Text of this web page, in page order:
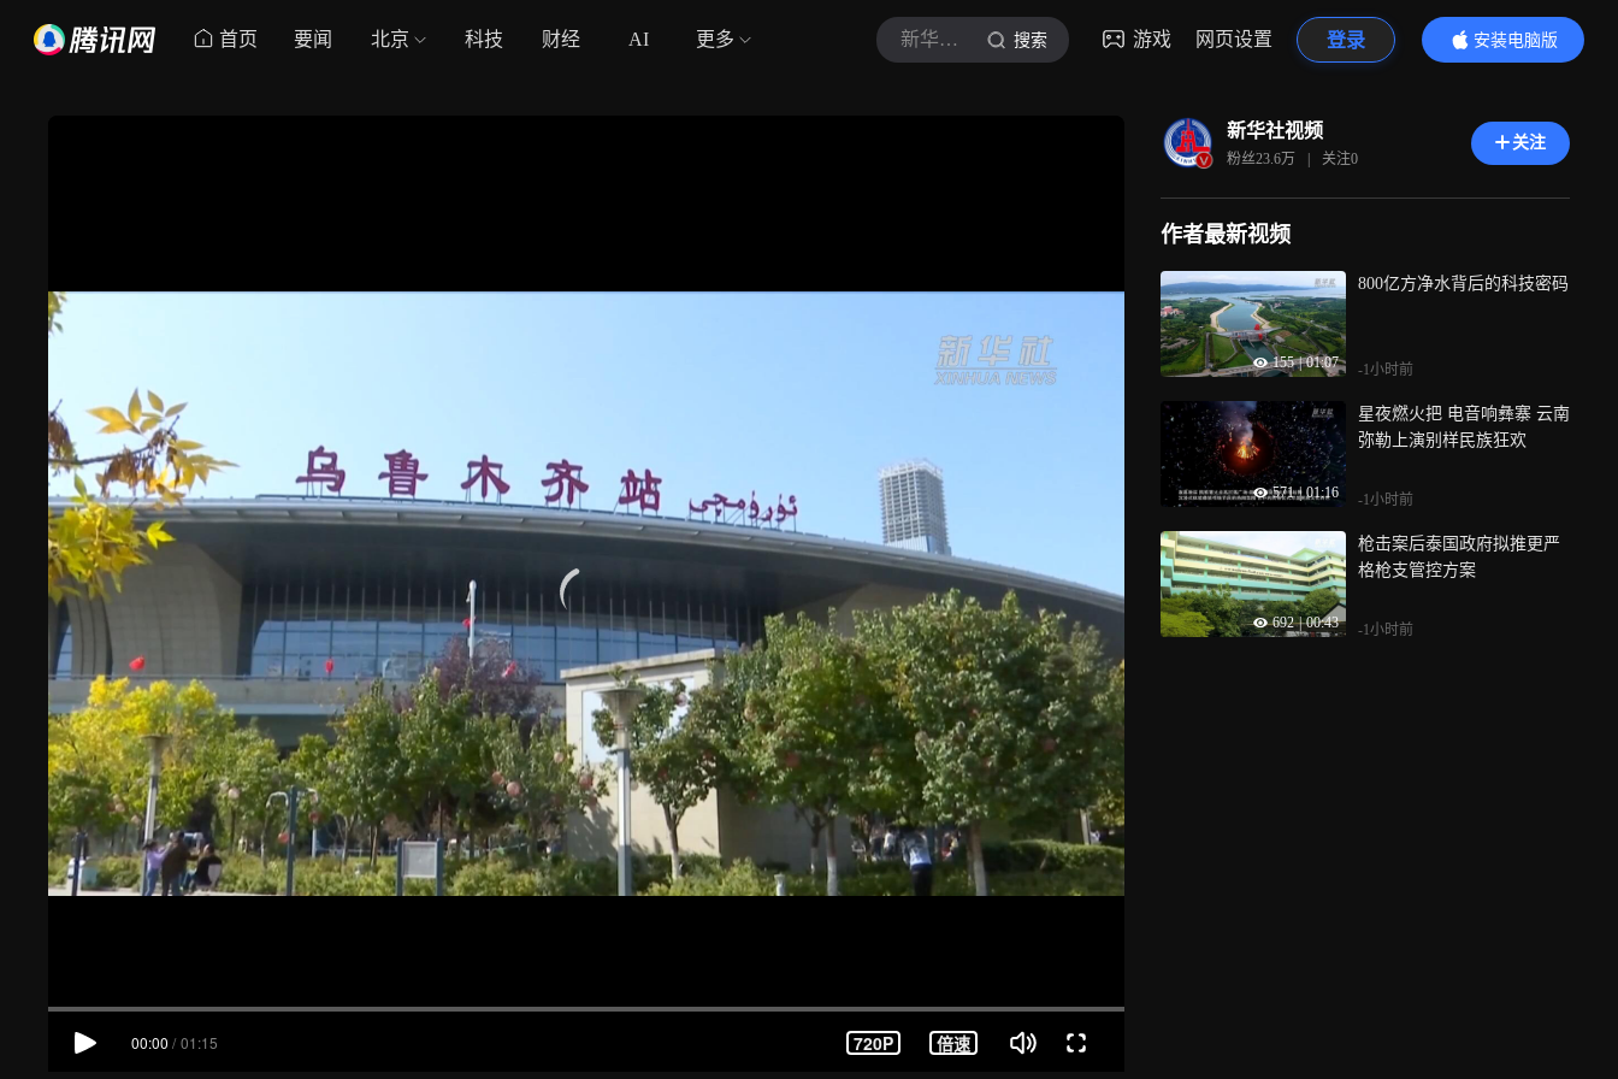
首页 要闻 北京 科技 财经 AI 更多 新华社视频 搜索 游戏 网页设置 登录
安装电脑版
内容更精彩
00:00 / 01:15 720P 倍速
新华社视频
粉丝23.6万 | 关注0
关注
作者最新视频
155 | 01:07
800亿方净水背后的科技密码
-1小时前
571 | 01:16
星夜燃火把 电音响彝寨 云南
弥勒上演别样民族狂欢
-1小时前
692 | 00:43
枪击案后泰国政府拟推更严
格枪支管控方案
-1小时前